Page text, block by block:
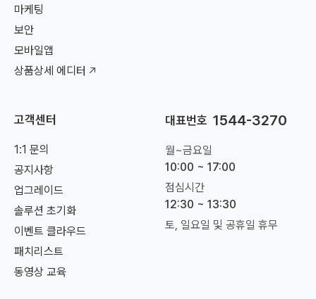
마케팅
보안
모바일앱
상품상세 에디터
고객센터
1:1 문의
공지사항
업그레이드
솔루션 초기화
이벤트 클라우드
패치리스트
동영상 교육
대표번호 1544-3270
월~금요일
10:00 ~ 17:00
점심시간
12:30 ~ 13:30
토, 일요일 및 공휴일 휴무